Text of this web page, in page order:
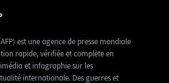
est une agence de presse mondiale
rapide, vérifiée et complète en
et infographie sur les
internationale. Des guerres et